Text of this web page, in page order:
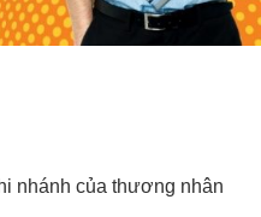
nhánh của thương nhân